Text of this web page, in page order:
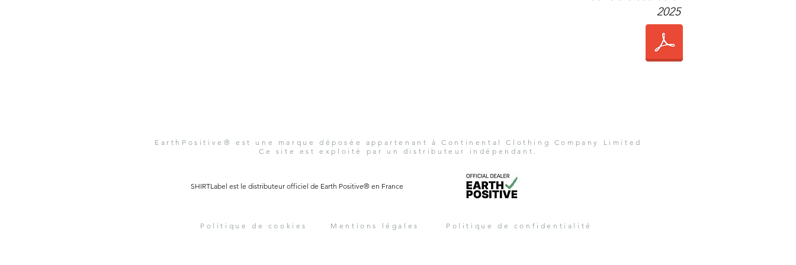
2025
EarthPositive® est une marque déposée appartenant à Continental Clothing Company Limited
Ce site est exploité par un distributeur indépendant.
SHIRTLabel est le distributeur officiel de Earth Positive® en France
Politique de cookies Mentions légales Politique de confidentialité